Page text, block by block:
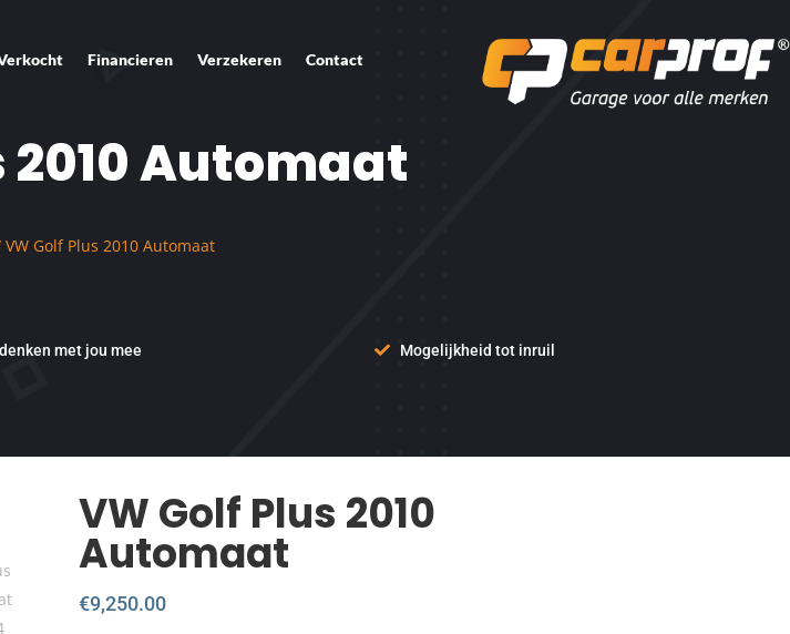
Financieren Verzekeren Contact
2010 Automaat
Golf Plus 2010 Automaat
met jou mee Mogelijkheid tot inruil
VW Golf Plus 2010
Automaat
€9,250.00